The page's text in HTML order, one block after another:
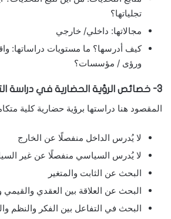
تجلياتها؟
مجالاتها: داخلي/ خارجي
كيف أدرسها؟ ما مستويات دراساتها:
ورؤى / مؤسسات؟
3- خصائص الرؤية الحضارية في دراسة التحديات:
المقصود هنا دراستها برؤية حضارية كلية
لا يُدرس الداخل منفصلًا عن الخارج
لا يُدرس السياسي منفصلًا عن غير
البحث عن الثابت والمتغير
البحث عن العلاقة بين العقدي والقيمي
البحث في التفاعل بين الفكر والنظم